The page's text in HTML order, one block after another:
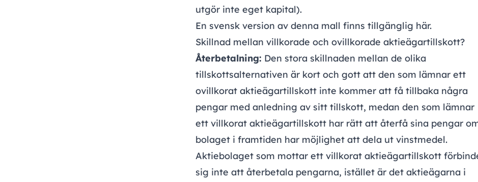
utgör inte eget kapital).
En svensk version av denna mall finns tillgänglig här.
Skillnad mellan villkorade och ovillkorade aktieägartillskott?
Återbetalning: Den stora skillnaden mellan de olika
tillskottsalternativen är kort och gott att den som lämnar ett
ovillkorat aktieägartillskott inte kommer att få tillbaka några
pengar med anledning av sitt tillskott, medan den som lämnar
ett villkorat aktieägartillskott har rätt att återfå sina pengar
bolaget i framtiden har möjlighet att dela ut vinstmedel.
Aktiebolaget som mottar ett villkorat aktieägartillskott
sig inte att återbetala pengarna, istället är det aktieägarna i